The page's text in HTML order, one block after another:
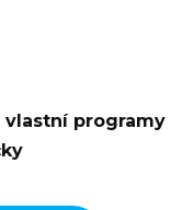
programy